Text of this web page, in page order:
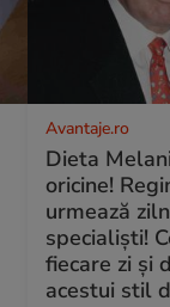
Avantaje.ro
Dieta
oricine!
urmează
specialiști!
fiecare zi și
acestui stil